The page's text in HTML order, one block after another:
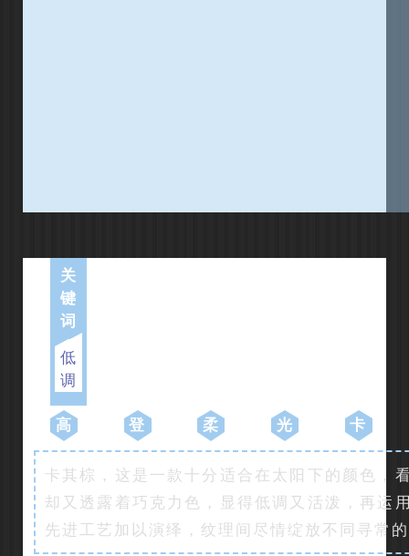
关
键
词
低
调
高 登 柔 光 卡
卡其棕，这是一款十分适合在太阳下的颜色，
却又透露着巧克力色，显得低调又活泼，再运
先进工艺加以演绎，纹理间尽情绽放不同寻常